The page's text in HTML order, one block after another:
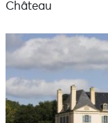
Château